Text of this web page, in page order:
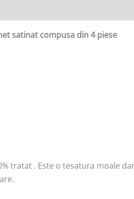
satinat compusa din 4 piese
tratat . Este o tesatura moale